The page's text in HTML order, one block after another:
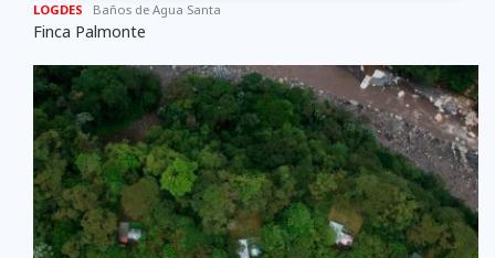
LOGDES Baños de Agua Santa
Finca Palmonte